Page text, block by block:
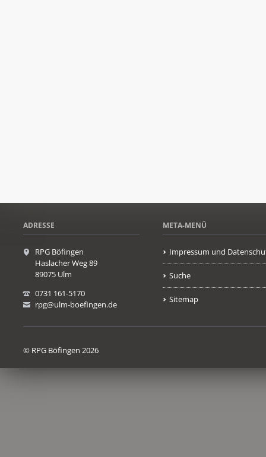
ADRESSE
RPG Böfingen
Haslacher Weg 89
89075 Ulm
0731 161-5170
rpg@ulm-boefingen.de
META-MENÜ
Impressum und
Suche
Sitemap
© RPG Böfingen 2026